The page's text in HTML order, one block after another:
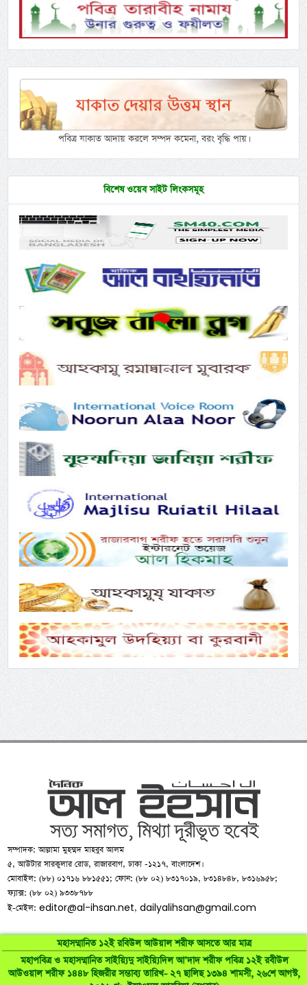
মহাসম্মানিত ১২ই রবিউল আউয়াল শরীফ আসতে আর মাত্র
মহাপবিত্র ও মহাসম্মানিত সাইয়্যিদু সাইয়্যিদিল আ’দাদ শরীফ পবিত্র ১২ই রবীউল
আউওয়াল শরীফ ১৪৪৮ হিজরীর সম্ভাব্য তারিখ- ২৭ ছালিছ ১৩৯৪ শামসী, ২৬শে আগস্ট,
পবিত্র যাকাত আদায় করলে সম্পদ কমেনা, বরং বৃদ্ধি পায়।
বিশেষ ওয়েব সাইট লিংকসমূহ
সম্পাদক: আল্লামা মুহম্মদ মাহবুব আলম
৫, আউটার সারকুলার রোড, রাজারবাগ, ঢাকা -১২১৭, বাংলাদেশ।
মোবাইল: (৮৮) ০১৭১৬ ৮৮১৫৫১; ফোন: (৮৮ ০২) ৮৩১৭০১৯, ৮৩১৪৮৪৮, ৮৩১৬৯৫৮;
ফ্যাক্স: (৮৮ ০২) ৯৩৩৮৭৮৮
ই-মেইল:editor@al-ihsan.net,dailyalihsan@gmail.com
©al-ihsan.net2007-2026. All Rights Reserved | Developed by: